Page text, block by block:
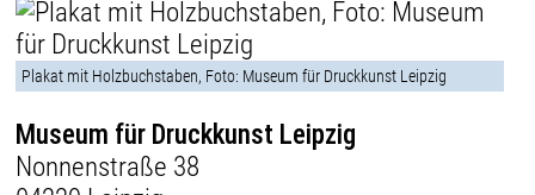
Plakat mit Holzbuchstaben, Foto: Museum für Druckkunst Leipzig
Museum für Druckkunst Leipzig
Nonnenstraße 38